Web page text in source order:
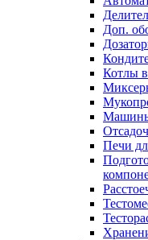
Доп.
Котлы
Машины
Печи